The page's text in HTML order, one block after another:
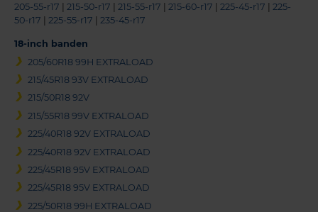
205-55-r17 | 215-50-r17 | 215-55-r17 | 215-60-r17 | 225-45-r17 | 225-
50-r17 | 225-55-r17 | 235-45-r17
18-inch banden
205/60R18 99H EXTRALOAD
215/45R18 93V EXTRALOAD
215/50R18 92V
215/55R18 99V EXTRALOAD
225/40R18 92V EXTRALOAD
225/40R18 92V EXTRALOAD
225/45R18 95V EXTRALOAD
225/45R18 95V EXTRALOAD
225/50R18 99H EXTRALOAD